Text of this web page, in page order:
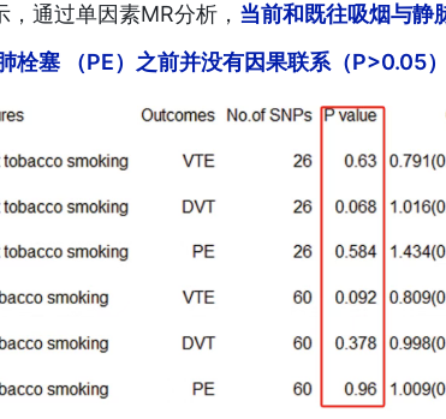
，通过单因素MR分析， 当前和既往吸烟与静
栓塞 （PE）之前并没有因果联系（P>0.05）